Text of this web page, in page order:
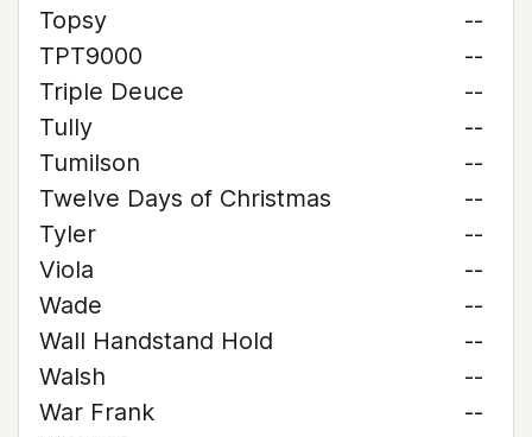
Topsy
--
TPT9000
--
Triple Deuce
--
Tully
--
Tumilson
--
Twelve Days of Christmas
--
Tyler
--
Viola
--
Wade
--
Wall Handstand Hold
--
Walsh
--
War Frank
--